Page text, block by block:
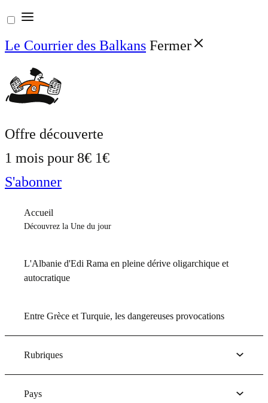
Aller
au
contenu
Le Courrier des Balkans Fermer
Offre découverte
1 mois pour 8€ 1€
S'abonner
Accueil
Découvrez la Une du jour
L'Albanie d'Edi Rama en pleine dérive oligarchique et
autocratique
Entre Grèce et Turquie, les dangereuses provocations
Rubriques
Pays